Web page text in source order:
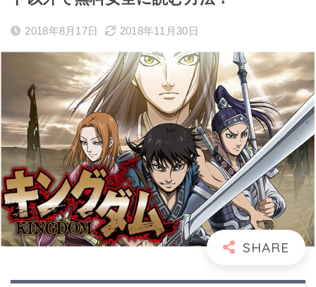
2018年8月17日 2018年11月30日